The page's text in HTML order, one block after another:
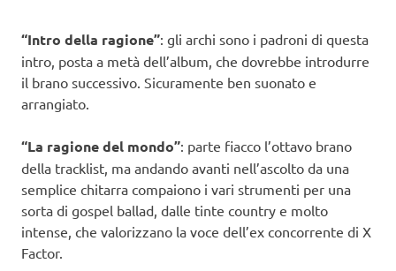
“Intro della ragione”: gli archi sono i padroni di questa
intro, posta a metà dell’album, che dovrebbe introdurre
il brano successivo. Sicuramente ben suonato e
arrangiato.
“La ragione del mondo”: parte fiacco l’ottavo brano
della tracklist, ma andando avanti nell’ascolto da una
semplice chitarra compaiono i vari strumenti per una
sorta di gospel ballad, dalle tinte country e molto
intense, che valorizzano la voce dell’ex concorrente di X
Factor.